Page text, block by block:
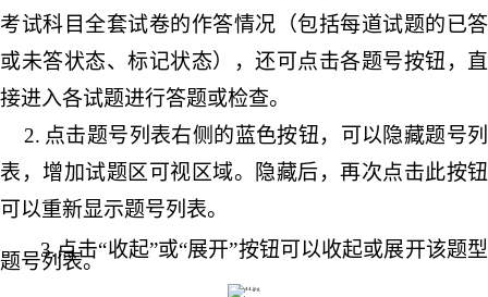
考试科目全套试卷的作答情况（包括每道试题的已答
或未答状态、标记状态），还可点击各题号按钮，直
接进入各试题进行答题或检查。
2. 点击题号列表右侧的蓝色按钮，可以隐藏题号列
表，增加试题区可视区域。隐藏后，再次点击此按钮
可以重新显示题号列表。
3.点击“收起”或“展开”按钮可以收起或展开该题型
题号列表。